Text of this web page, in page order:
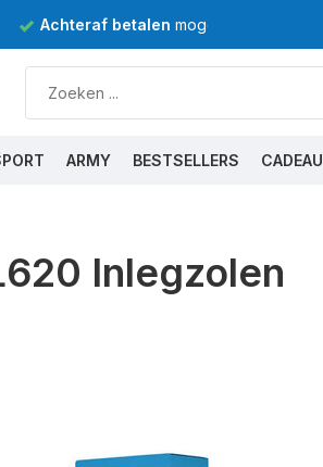
Achteraf betalen mogelijk
ARMY BESTSELLERS CADEAU
Inlegzolen